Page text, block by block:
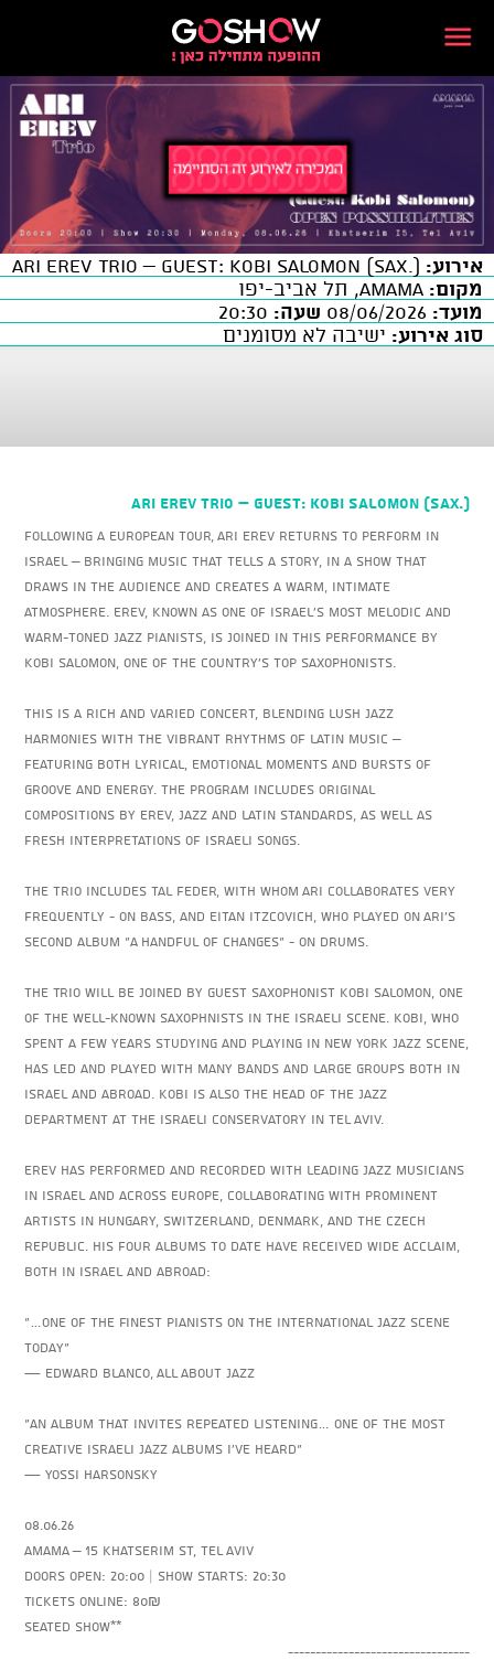
אירוע:
מקום:
מועד:
שעה:
סוג אירוע: ישיבה לא מסומנים
ARI EREV Trio – Guest: Kobi Salomon (Sax.)
Following a European tour, Ari Erev returns to perform in
Israel – bringing music that tells a story, in a show that
draws in the audience and creates a warm, intimate
atmosphere. Erev, known as one of Israel’s most melodic and
warm-toned jazz pianists, is joined in this performance by
Kobi Salomon, one of the country’s top saxophonists.
This is a rich and varied concert, blending lush jazz
harmonies with the vibrant rhythms of Latin music –
featuring both lyrical, emotional moments and bursts of
groove and energy. The program includes original
compositions by Erev, jazz and Latin standards, as well as
fresh interpretations of Israeli songs.
The trio includes Tal Feder, with whom Ari collaborates very
frequently - on bass, and Eitan Itzcovich, who played on Ari's
second album "A Handful of Changes" - on drums.
The Trio will be joined by guest saxophonist Kobi Salomon, one
of the well-known saxophnists in the Israeli scene. Kobi, who
spent a few years studying and playing in New York Jazz scene,
has led and played with many bands and large groups both in
Israel and abroad. Kobi is also the head of the jazz
department at the Israeli Conservatory in Tel Aviv.
Erev has performed and recorded with leading jazz musicians
in Israel and across Europe, collaborating with prominent
artists in Hungary, Switzerland, Denmark, and the Czech
Republic. His four albums to date have received wide acclaim,
both in Israel and abroad:
“…one of the finest pianists on the international jazz scene
today”
— Edward Blanco, All About Jazz
“An album that invites repeated listening… one of the most
creative Israeli jazz albums I’ve heard”
— Yossi Harsonsky
08.06.26
AMAMA – 15 Khatserim St, Tel Aviv
Doors open: 20:00 | Show starts: 20:30
Tickets online: 80₪
Seated show**
---------------------------------